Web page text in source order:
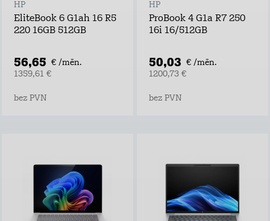
HP
EliteBook 6 G1ah 16 R5
220 16GB 512GB
56,65 € /mēn.
1359,61 €
bez PVN
HP
ProBook 4 G1a R7 250
16i 16/512GB
50,03 € /mēn.
1200,73 €
bez PVN